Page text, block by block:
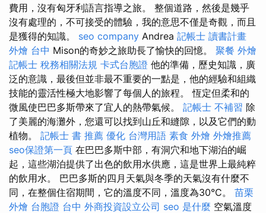
費用，沒有匈牙利語言指導之旅。 整個道路，然後是幾乎
沒有處理的，不可接受的體驗，我的意思不僅是奇觀，而且
是獲得的知識。 seo company Andrea 記帳士 讀書計畫
外燴 台中 Mison的奇妙之旅助長了愉快的回憶。 聚餐 外燴
記帳士 稅務相關法規 卡式台胞證 他的準備，歷史知識，廣
泛的意識，最後但並非最不重要的一點是，他的經驗和組織
技能的靈活性極大地影響了每個人的旅程。 恆定但柔和的
微風使巴巴多斯帶來了宜人的熱帶氣候。 記帳士 不補習 除
了美麗的海灘外，您還可以找到山丘和縫隙，以及它們的動
植物。 記帳士 書 推薦 優化 台灣用語 素食 外燴 外燴推薦
seo保證第一頁 在巴巴多斯中部，有洞穴和地下湖泊的崛
起，這些湖泊提供了出色的飲用水供應，這是世界上最純粹
的飲用水。 巴巴多斯的四月天氣與冬季的天氣沒有什麼不
同，在整個住宿期間，它的溫度不同，溫度為30°C。 苗栗
外燴 台胞證 台中 外商投資設立公司 seo 是什麼 空氣溫度